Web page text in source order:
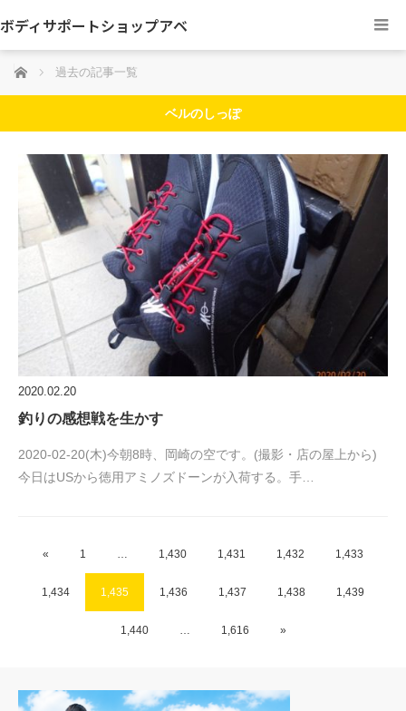
ボディサポートショップアベ
ホーム 過去の記事一覧
ベルのしっぽ
2020.02.20
釣りの感想戦を生かす
2020-02-20(木)今朝8時、岡崎の空です。(撮影・店の屋上から)
今日はUSから徳用アミノズドーンが入荷する。手…
« 1 1,430 1,431 1,432 1,433
1,434 1,435 1,436 1,437 1,438 1,439
1,440 1,616 »